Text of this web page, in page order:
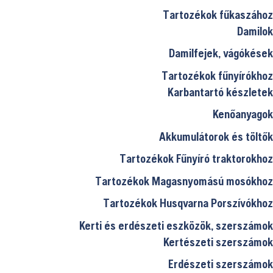
Tartozékok fűkaszához
Damilok
Damilfejek, vágókések
Tartozékok fűnyírókhoz
Karbantartó készletek
Kenőanyagok
Akkumulátorok és töltők
Tartozékok Fűnyíró traktorokhoz
Tartozékok Magasnyomású mosókhoz
Tartozékok Husqvarna Porszívókhoz
Kerti és erdészeti eszközök, szerszámok
Kertészeti szerszámok
Erdészeti szerszámok